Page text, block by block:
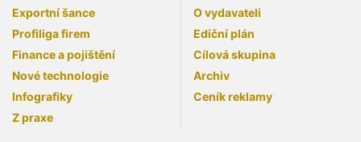
Exportní šance
Profiliga firem
Finance a pojištění
Nové technologie
Infografiky
Z praxe
O vydavateli
Ediční plán
Cílová skupina
Archiv
Ceník reklamy